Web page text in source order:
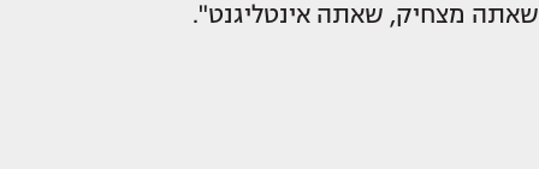
שאתה מצחיק, שאתה אינטליגנט".